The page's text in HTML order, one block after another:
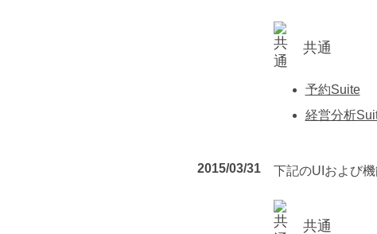
共通
予約Suite
経営分析
2015/03/31 下記のUIおよび機
共通